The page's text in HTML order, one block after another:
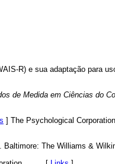
R) e sua adaptação para
de Medida em Ciências do
] The Psychological
Baltimore: The Williams &